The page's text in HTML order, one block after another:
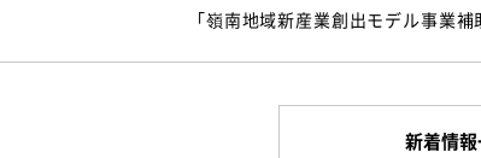
「嶺南地域新産業創出モデル事業
新着情